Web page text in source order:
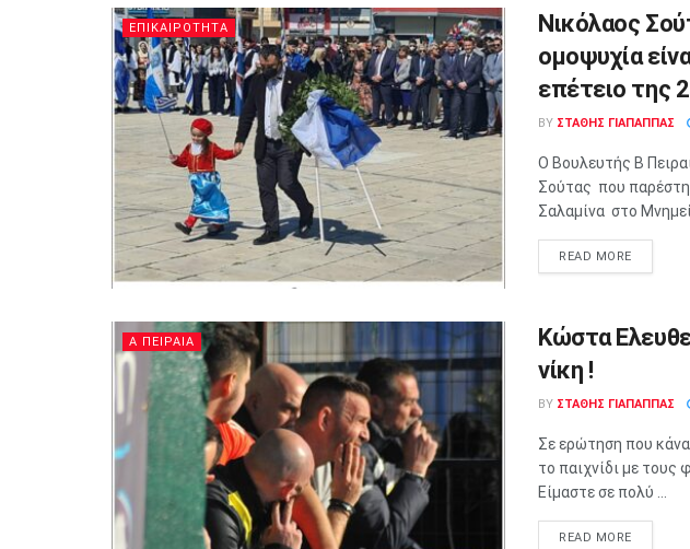
ΕΠΙΚΑΙΡΟΤΗΤΑ
Νικόλαος
ομοψυχία
επέτειο της
BY ΣΤΑΘΗΣ ΓΊΑΠΑΠΠΑΣ
Ο Βουλευτής Β
Σούτας που
Σαλαμίνα στο
READ MORE
Α ΠΕΙΡΑΙΑ
Κώστα
νίκη !
BY ΣΤΑΘΗΣ ΓΊΑΠΑΠΠΑΣ
Σε ερώτηση που
το παιχνίδι με τους
Είμαστε σε πολύ ...
READ MORE